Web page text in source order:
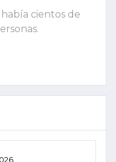
cientos de